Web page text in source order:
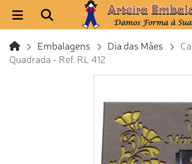
Embalagens Dia das Mães
Quadrada - Ref. RL 412